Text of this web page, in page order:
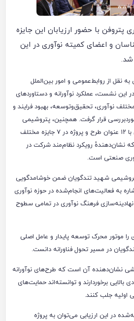
پتروفن با حضور ارزیابان این جایزه
و اعضای کمیته نوآوری در این
شد.
به نقل از روابط‌عمومی و امور بین‌الملل
این نشست، عملکرد نوآورانه و دستاوردهای
نوآوری، تحقیق‌وتوسعه، بهبود فرایند و
قرار گرفت. همچنین، پتروشیمی
شهید تندگویان در سال جاری با ۱۲ عنوان طرح و پروژه در ۷ جایزه مختلف
رویکرد نظام‌مند شرکت در
صنعتی است.
شهید تندگویان ضمن خوشامدگویی
به فعالیت‌های انجام‌شده در حوزه نوآوری
فرهنگ نوآوری در تمامی سطوح
را موتور محرک توسعه پایدار و عامل اصلی
در مسیر تحول فناورانه دانست.
نشان‌دهنده آن است که طرح‌های نوآورانه
بالایی برخوردارند و توانسته‌اند حمایت‌های
اولیه جلب کنند.
در این ارزیابی می‌توان به پروژه